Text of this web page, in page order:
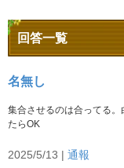
回答一覧
名無し
集合させるのは合ってる
たらOK
2025/5/13 | 通報